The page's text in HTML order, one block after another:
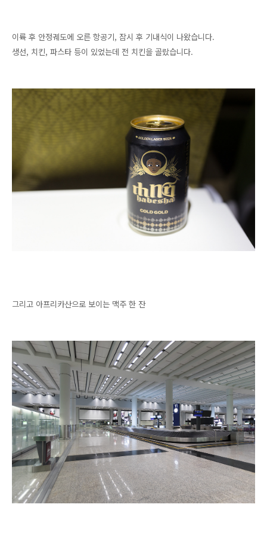
이륙 후 안정궤도에 오른 항공기, 잠시 후 기내식이 나왔습니다.
생선, 치킨, 파스타 등이 있었는데 전 치킨을 골랐습니다.
그리고 아프리카산으로 보이는 맥주 한 잔